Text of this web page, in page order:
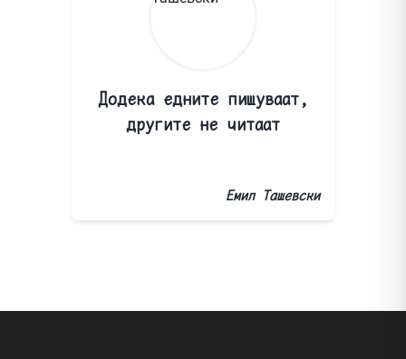
Додека едните пишуваат,
другите не читаат
Емил Ташевски